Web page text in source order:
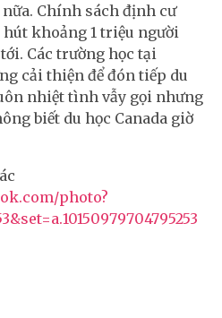
Chính sách định cư
khoảng 1 triệu người
Các trường học tại
cải thiện để đón tiếp du
nhiệt tình vẫy gọi nhưng
biết du học Canada giờ
photo?